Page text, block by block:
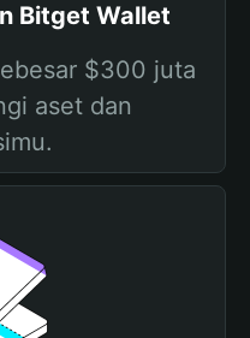
Bitget Wallet
$300 juta
aset dan